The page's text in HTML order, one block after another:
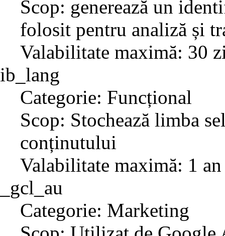
Scop: generează un
folosit pentru analiză și
Valabilitate maximă: 30
ib_lang
Categorie: Funcțional
Scop: Stochează limba
conținutului
Valabilitate maximă: 1 an
_gcl_au
Categorie: Marketing